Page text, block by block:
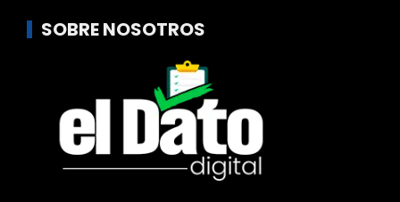
SOBRE NOSOTROS